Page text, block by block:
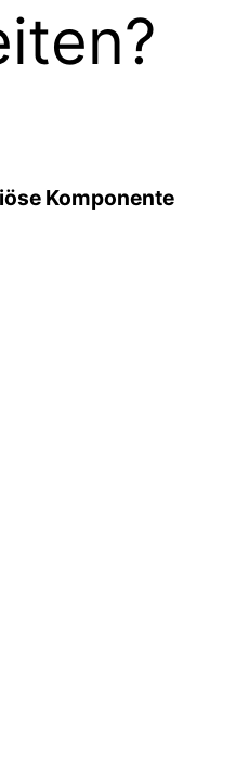
Komponente